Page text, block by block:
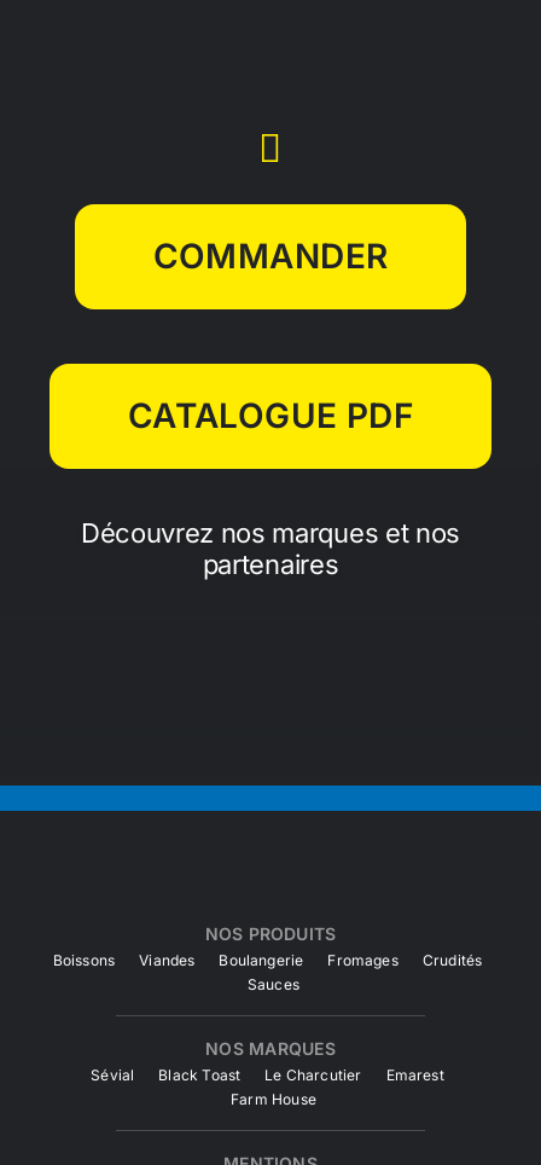
COMMANDER
CATALOGUE PDF
Découvrez nos marques et nos
partenaires
NOS PRODUITS
Boissons Viandes Boulangerie Fromages
Crudités
Sauces
NOS MARQUES
Sévial Black Toast Le Charcutier
Emarest
Farm House